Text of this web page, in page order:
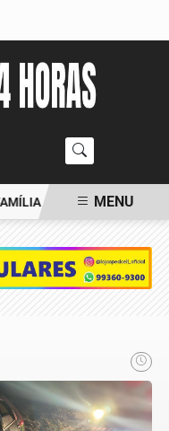
CARRO BATE EM
MENU